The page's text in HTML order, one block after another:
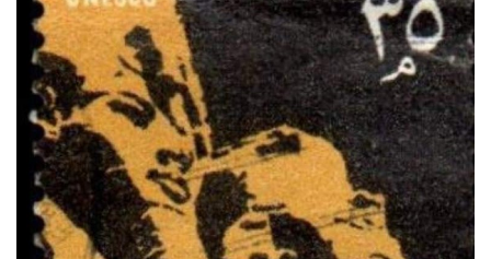
فريق العمل
إرث جمال عبدالناصر
أخبار
شروط وأحكام منحة ناصر للقيادة الدولية
منحة ناصر للقيادة الدولية